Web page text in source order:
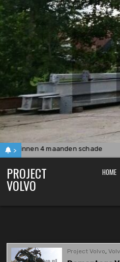
Skip
to
content
>
binnen 4 maanden schade
PROJECT
VOLVO
HOME
Project Volvo,